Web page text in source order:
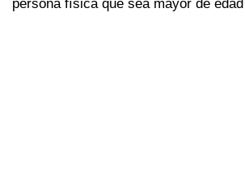
persona física que sea mayor de edad